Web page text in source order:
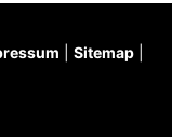
Sitemap